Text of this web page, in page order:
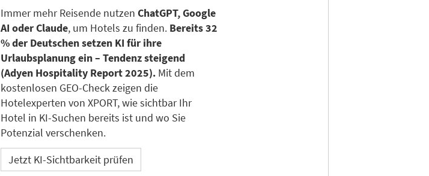
Immer mehr Reisende nutzen ChatGPT, Google
AI oder Claude, um Hotels zu finden. Bereits 32
% der Deutschen setzen KI für ihre
Urlaubsplanung ein – Tendenz steigend
(Adyen Hospitality Report 2025). Mit dem
kostenlosen GEO-Check zeigen die
Hotelexperten von XPORT, wie sichtbar Ihr
Hotel in KI-Suchen bereits ist und wo Sie
Potenzial verschenken.
Jetzt KI-Sichtbarkeit prüfen